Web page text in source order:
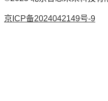
京ICP备2024042149号-9